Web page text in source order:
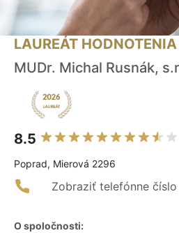
LAUREÁT HODNOTENIA
MUDr. Michal Rusnák,
8.5
Poprad, Mierová 2296
Zobraziť telefónne číslo
O spoločnosti: